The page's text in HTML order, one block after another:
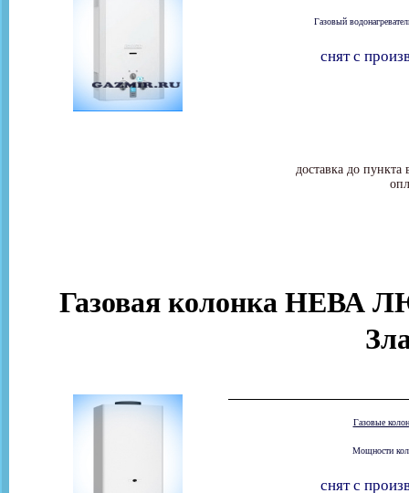
Газовый
доставка до
снят с
Газовая колонка НЕВА
Газовые
Мощности
снят с